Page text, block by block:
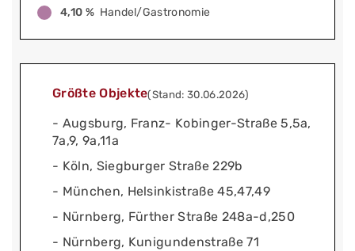
4,10 % Handel/Gastronomie
Größte Objekte(Stand: 30.06.2026)
- Augsburg, Franz- Kobinger-Straße 5,5a,
7a,9, 9a,11a
- Köln, Siegburger Straße 229b
- München, Helsinkistraße 45,47,49
- Nürnberg, Fürther Straße 248a-d,250
- Nürnberg, Kunigundenstraße 71